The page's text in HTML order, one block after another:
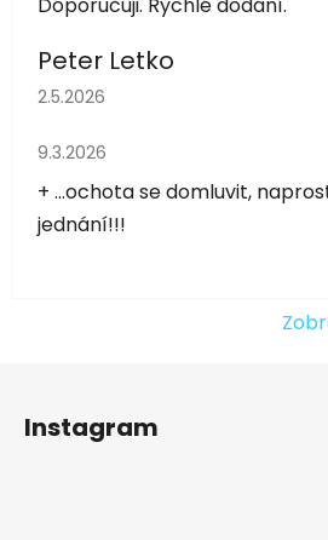
Peter Letko
Hodnocení obchodu je 5 z 5
2.5.2026
Hodnocení obchodu je 5 z 5
9.3.2026
+ ...ochota se domluvit,
jednání!!!
Instagram